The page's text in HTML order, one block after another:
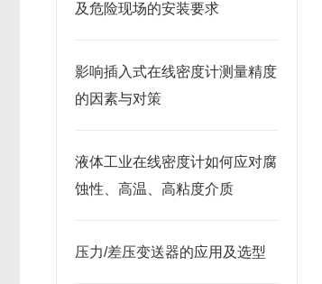
及危险现场的安装要求
影响插入式在线密度计测量精度
的因素与对策
液体工业在线密度计如何应对腐
蚀性、高温、高粘度介质
压力/差压变送器的应用及选型